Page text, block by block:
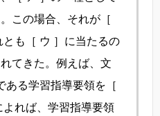
この場合、それが［
も［ ウ ］に当たるの
てきた。例えば、文
ある学習指導要領を［
れば、学習指導要領